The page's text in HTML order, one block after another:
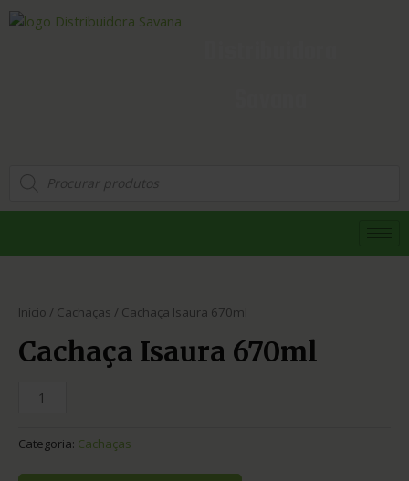
Início / Cachaças / Cachaça Isaura 670ml
Cachaça Isaura 670ml
Categoria: Cachaças